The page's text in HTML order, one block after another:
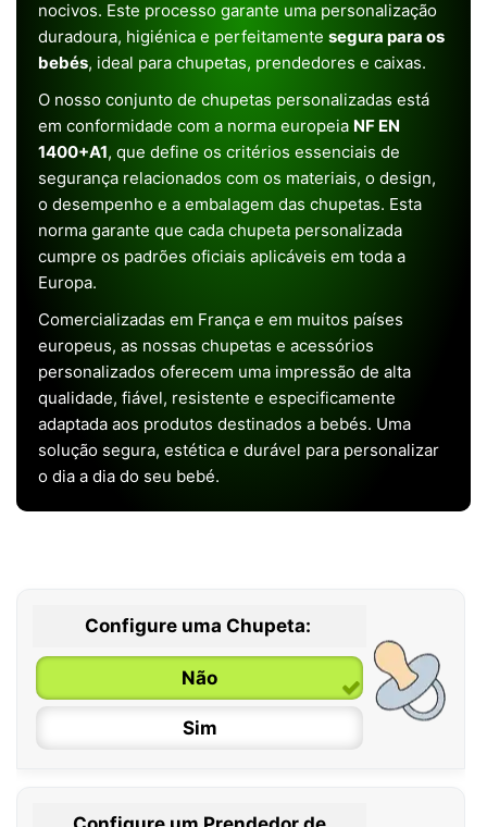
nocivos. Este processo garante uma personalização
duradoura, higiénica e perfeitamente segura para os
bebés, ideal para chupetas, prendedores e caixas.
O nosso conjunto de chupetas personalizadas está
em conformidade com a norma europeia NF EN
1400+A1, que define os critérios essenciais de
segurança relacionados com os materiais, o design,
o desempenho e a embalagem das chupetas. Esta
norma garante que cada chupeta personalizada
cumpre os padrões oficiais aplicáveis em toda a
Europa.
Comercializadas em França e em muitos países
europeus, as nossas chupetas e acessórios
personalizados oferecem uma impressão de alta
qualidade, fiável, resistente e especificamente
adaptada aos produtos destinados a bebés. Uma
solução segura, estética e durável para personalizar
o dia a dia do seu bebé.
Configure uma Chupeta:
Não
Sim